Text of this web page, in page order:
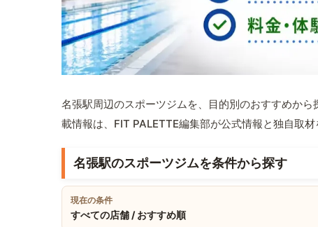
名張駅周辺のスポーツジムを、目的別のおすすめか
載情報は、FIT PALETTE編集部が公式情報と独自取材
名張駅のスポーツジムを条件から探す
現在の条件
すべての店舗 / おすすめ順